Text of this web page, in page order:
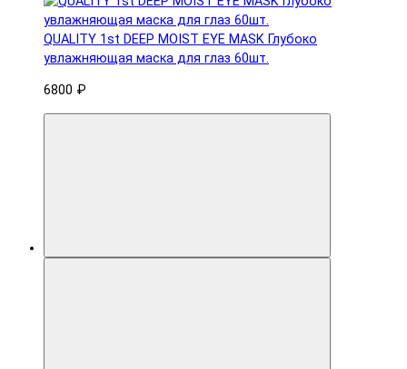
QUALITY 1st DEEP MOIST EYE MASK Глубоко
увлажняющая маска для глаз 60шт.
6800 ₽